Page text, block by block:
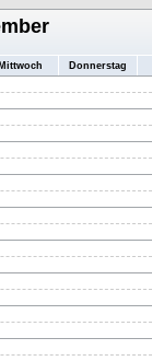
Mittwoch Donnerstag